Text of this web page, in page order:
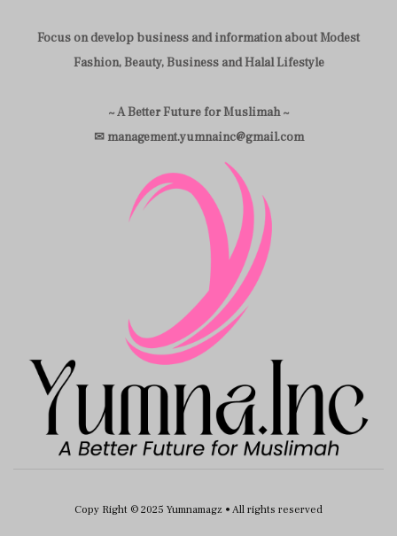
Focus on develop business and information about Modest
Fashion, Beauty, Business and Halal Lifestyle
~ A Better Future for Muslimah ~
✉ management.yumnainc@gmail.com
Copy Right © 2025 Yumnamagz • All rights reserved